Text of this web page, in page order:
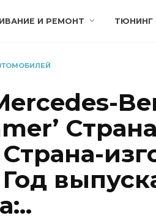
И РЕМОНТ ТЮНИНГ